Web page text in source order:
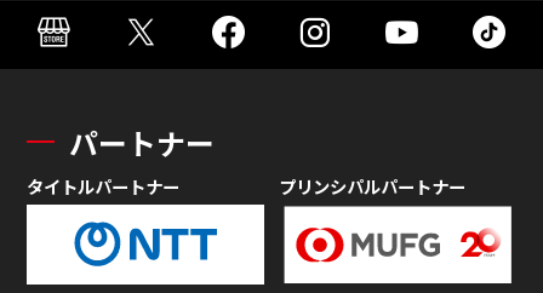
パートナー
タイトルパートナー プリンシパルパートナー